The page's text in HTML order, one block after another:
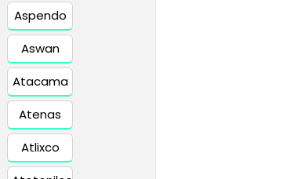
Aspendo
Aswan
Atacama
Atenas
Atlixco